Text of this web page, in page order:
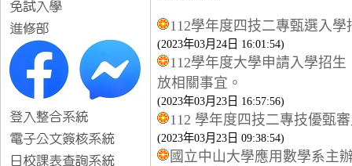
112學年度四技二專甄選入
(2023年03月24日 16:01:54)
112學年度大學申請入學招
放相關事宜。
(2023年03月23日 16:57:56)
112 學年度四技二專技優甄
(2023年03月23日 09:38:54)
國立中山大學應用數學系主